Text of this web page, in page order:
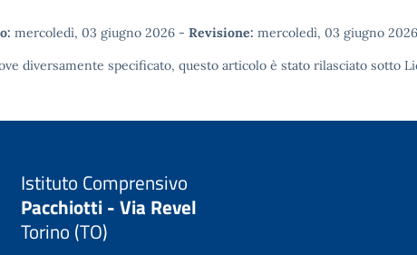
mercoledì, 03 giugno 2026 - Revisione: mercoledì, 03 giugno 2026
diversamente specificato, questo articolo è stato rilasciato sotto
Istituto Comprensivo
Pacchiotti - Via Revel
Torino (TO)